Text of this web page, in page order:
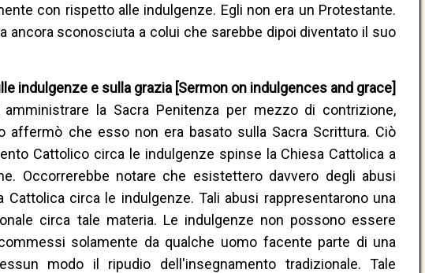
con rispetto alle indulgenze. Egli non era un Protestante.
ancora sconosciuta a colui che sarebbe dipoi diventato il suo
indulgenze e sulla grazia [Sermon on indulgences and grace]
la Sacra Penitenza per mezzo di contrizione,
affermò che esso non era basato sulla Sacra Scrittura. Ciò
Cattolico circa le indulgenze spinse la Chiesa Cattolica a
Occorrerebbe notare che esistettero davvero degli abusi
circa le indulgenze. Tali abusi rappresentarono una
circa tale materia. Le indulgenze non possono essere
solamente da qualche uomo facente parte di una
modo il ripudio dell'insegnamento tradizionale. Tale